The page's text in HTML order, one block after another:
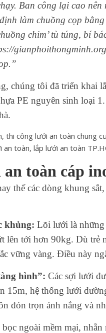
Ban công lại cao
làm chuồng cọp
chim’ tù túng, bí
chúng tôi đã triển khai
PE nguyên sinh loại
toàn cáp
thế các dòng khung
khủng: Lõi lưới là những
lên tới hơn 90kg. Dù trẻ
vững vàng. Điều này
hình”: Các sợi lưới
15m, hệ thống lưới
đón trọn ánh nắng và
ngoài mềm mại,